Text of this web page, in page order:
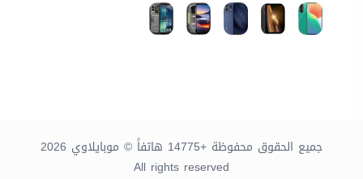
جميع الحقوق محفوظة +14775 هاتفاً © موبايلاوي 2026
All rights reserved